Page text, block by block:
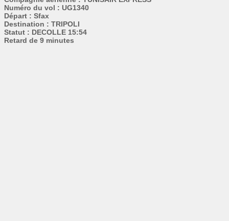
Numéro du vol : UG1340
Départ : Sfax
Destination : TRIPOLI
Statut : DECOLLE 15:54
Retard de 9 minutes